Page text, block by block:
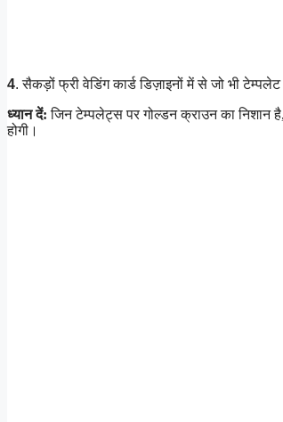
4.सैकड़ों फ्री वेडिंग कार्ड डिज़ाइनों में से जो भी
ध्यान दें: जिन टेम्पलेट्स पर गोल्डन क्राउन का
होगी।